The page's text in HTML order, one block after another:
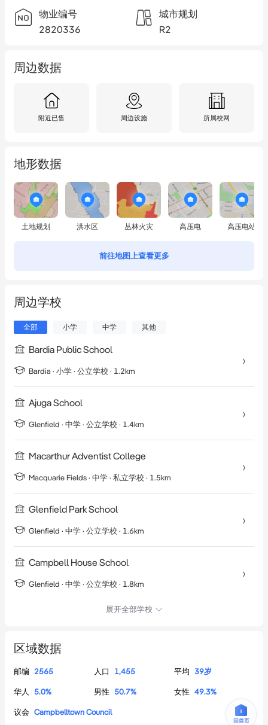
物业编号
2820336
城市规划
R2
周边数据
附近已售 周边设施 所属校网
地形数据
土地规划 洪水区 丛林火灾 高压电 高压电站
前往地图上查看更多
周边学校
全部 小学 中学 其他
Bardia Public School
Bardia · 小学 · 公立学校 · 1.2km
Ajuga School
Glenfield · 中学 · 公立学校 · 1.4km
Macarthur Adventist College
Macquarie Fields · 中学 · 私立学校 · 1.5km
Glenfield Park School
Glenfield · 中学 · 公立学校 · 1.6km
Campbell House School
Glenfield · 中学 · 公立学校 · 1.8km
展开全部学校
区域数据
邮编 2565 人口 1,455 平均 39岁
华人 5.0% 男性 50.7% 女性 49.3%
议会 Campbelltown Council